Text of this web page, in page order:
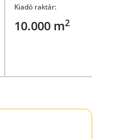
Kiadó raktár:
10.000 m2